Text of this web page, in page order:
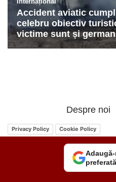
Despre noi
Privacy Policy Cookie Policy